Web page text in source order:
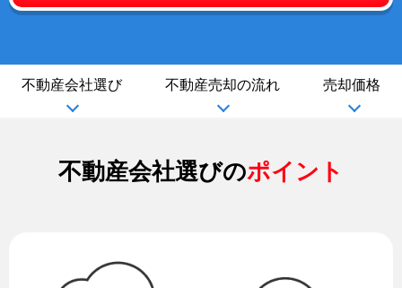
不動産会社選び 不動産売却の流れ 売却価格
不動産会社選びのポイント